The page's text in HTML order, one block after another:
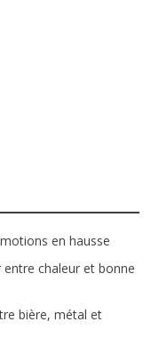
en hausse
chaleur et bonne
bière, métal et